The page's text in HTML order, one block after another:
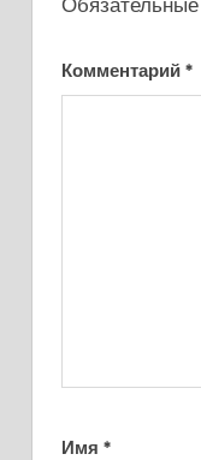
Комментарий *
Имя *